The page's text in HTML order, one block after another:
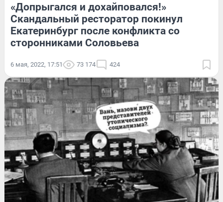
«Допрыгался и дохайповался!»
Скандальный ресторатор покинул
Екатеринбург после конфликта со
сторонниками Соловьева
6 мая, 2022, 17:51 73 174 424